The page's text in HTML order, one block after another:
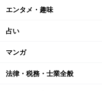
エンタメ・趣味
占い
マンガ
法律・税務・士業全般